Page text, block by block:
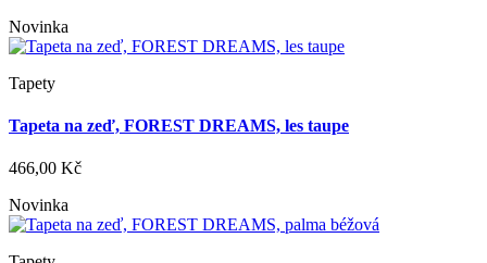
Novinka
Tapety
Tapeta na zeď, FOREST DREAMS, les taupe
466,00 Kč
Novinka